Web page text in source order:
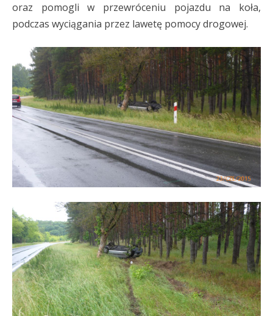
oraz pomogli w przewróceniu pojazdu na koła,
podczas wyciągania przez lawetę pomocy drogowej.